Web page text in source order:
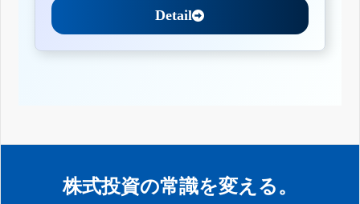
Detail
株式投資の常識を変える。